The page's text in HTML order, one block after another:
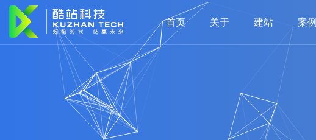
首页 关于 建站 案例